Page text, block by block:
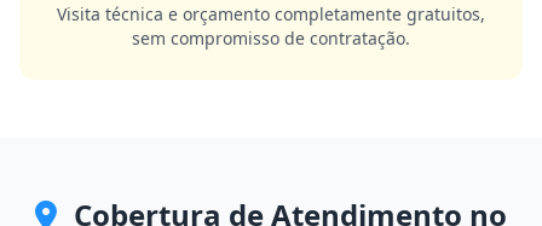
Visita técnica e orçamento completamente gratuitos,
sem compromisso de contratação.
Cobertura de Atendimento no